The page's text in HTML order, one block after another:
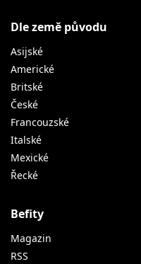
Dle země původu
Asijské
Americké
Britské
České
Francouzské
Italské
Mexické
Řecké
Befity
Magazin
RSS